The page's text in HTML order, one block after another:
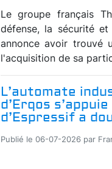
Le groupe français
défense, la sécurité
annonce avoir trouvé
l'acquisition de sa
L’automate
d’Erqos
d’Espressif a
Publié le 06-07-2026 par